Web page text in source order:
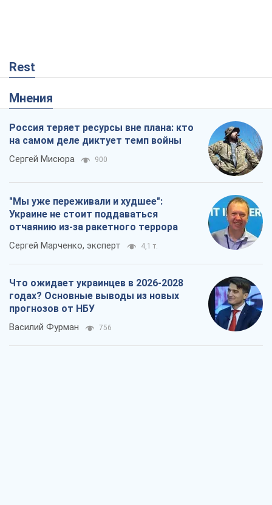
Rest
Мнения
Россия теряет ресурсы вне плана: кто
на самом деле диктует темп войны
Сергей Мисюра 900
"Мы уже переживали и худшее":
Украине не стоит поддаваться
отчаянию из-за ракетного террора
Сергей Марченко, эксперт 4,1 т.
Что ожидает украинцев в 2026-2028
годах? Основные выводы из новых
прогнозов от НБУ
Василий Фурман 756